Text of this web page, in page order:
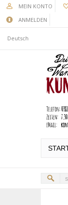
MEIN KONTO
ANMELDEN
Deutsch